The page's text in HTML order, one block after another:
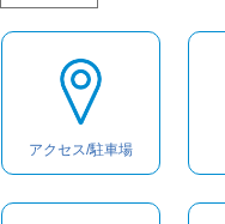
アクセス/駐車場